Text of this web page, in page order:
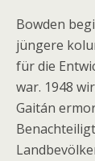
Bowden
jüngere
für die
war. 1948
Gaitán